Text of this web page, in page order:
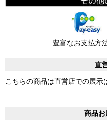
豊富なお支払方
直
こちらの商品は直営店での展示
商品